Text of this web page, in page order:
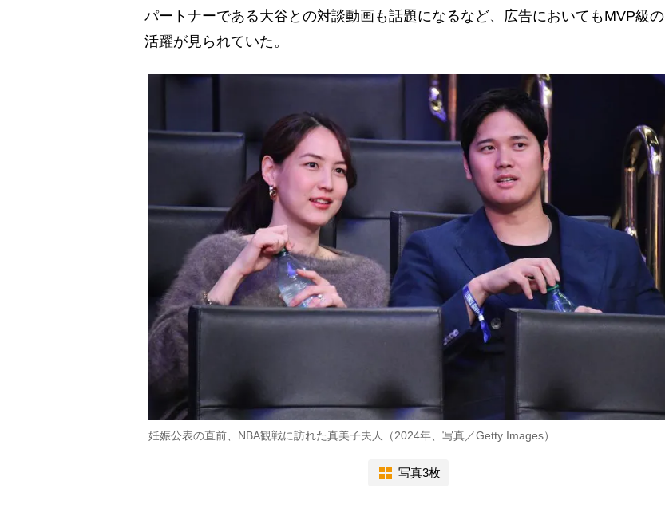
パートナーである大谷との対談動画も話題になるなど、広告においてもMVP級の
活躍が見られていた。
妊娠公表の直前、NBA観戦に訪れた真美子夫人（2024年、写真／Getty Images）
写真3枚